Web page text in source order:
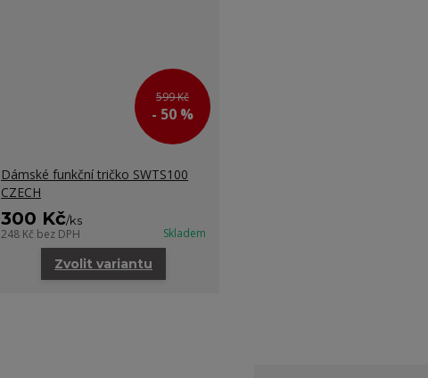
599 Kč
- 50 %
Dámské funkční tričko SWTS100
CZECH
300 Kč/ks
248 Kč bez DPH Skladem
Zvolit variantu